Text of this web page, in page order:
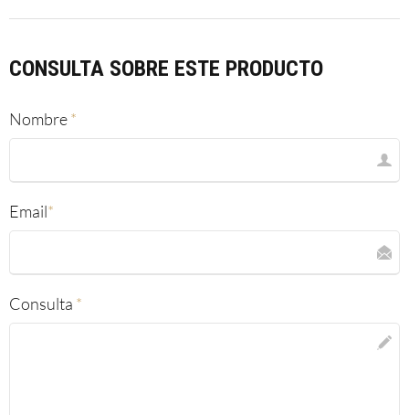
CONSULTA SOBRE ESTE PRODUCTO
Nombre*
Email*
Consulta *